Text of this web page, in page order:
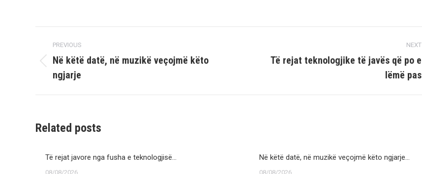
navigation
PREVIOUS
Previous
post:
Në këtë datë, në muzikë veçojmë këto
ngjarje
NEXT
Të rejat teknologjike të javës që po e
lëmë pas
Related posts
Të rejat javore nga fusha e teknologjisë…
08/08/2026
Në këtë datë, në muzikë veçojmë këto ngjarje…
08/08/2026